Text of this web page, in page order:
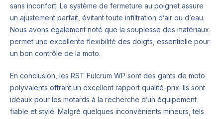
sans inconfort. Le système de fermeture au poignet assure
un ajustement parfait, évitant toute infiltration d’air ou d’eau.
Nous avons également noté que la souplesse des matériaux
permet une excellente flexibilité des doigts, essentielle pour
un bon contrôle de la moto.
En conclusion, les RST Fulcrum WP sont des gants de moto
polyvalents offrant un excellent rapport qualité-prix. Ils sont
idéaux pour les motards à la recherche d’un équipement
fiable et stylé. Malgré quelques inconvénients mineurs, tels